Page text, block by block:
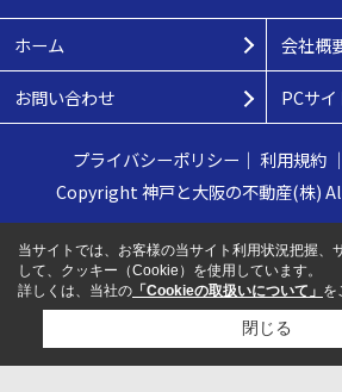
ホーム 会社概
お問い合わせ PCサイ
プライバシーポリシー ｜ 利用規約｜
Copyright 神戸と大阪の不動産(株)
当サイトでは、お客様の当サイト利用状況把握、
して、クッキー（Cookie）を使用しています。
詳しくは、当社の 「Cookieの取扱いについて」 を
閉じる